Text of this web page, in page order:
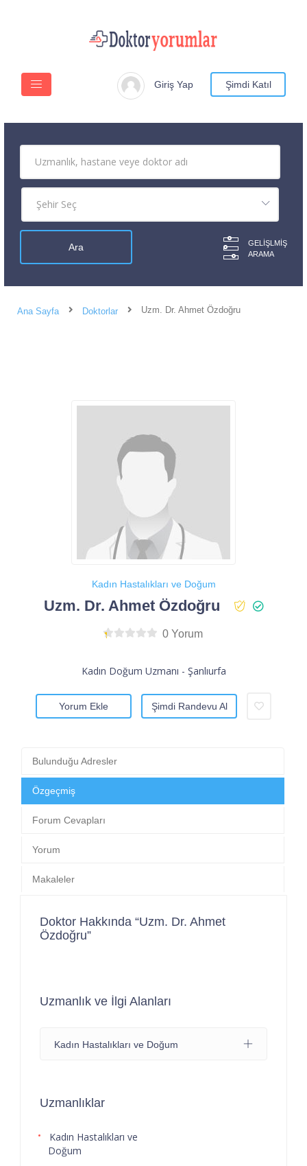
Giriş Yap Şimdi Katıl
GELIŞLMIŞ
ARAMA
Ana Sayfa Doktorlar Uzm. Dr. Ahmet Özdoğru
Kadın Hastalıkları ve Doğum
Uzm. Dr. Ahmet Özdoğru
0 Yorum
Kadın Doğum Uzmanı - Şanlıurfa
Yorum Ekle Şimdi Randevu Al
Bulunduğu Adresler
Özgeçmiş
Forum Cevapları
Yorum
Makaleler
Doktor Hakkında “Uzm. Dr. Ahmet
Özdoğru”
Uzmanlık ve İlgi Alanları
Kadın Hastalıkları ve Doğum
Uzmanlıklar
Kadın Hastalıkları ve
Doğum